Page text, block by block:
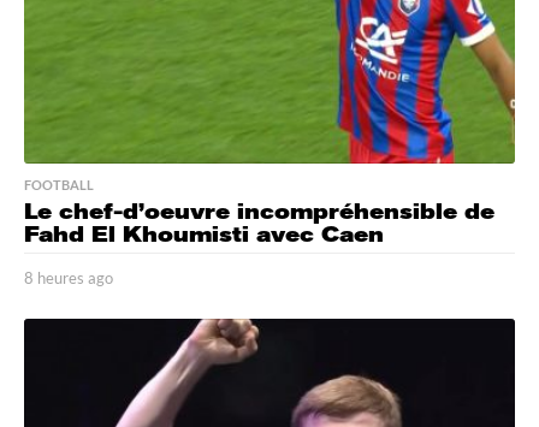
FOOTBALL
Le chef-d’oeuvre incompréhensible de
Fahd El Khoumisti avec Caen
8 heures ago
e
s